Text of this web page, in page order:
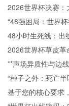
2026世界杯决赛：
“48强困局：世界
48小时生死线：出
2026世界杯草皮
态新篇章
**声场异质性与边
的战术响应机制研
“种子之外：死亡
基于您的核心要求